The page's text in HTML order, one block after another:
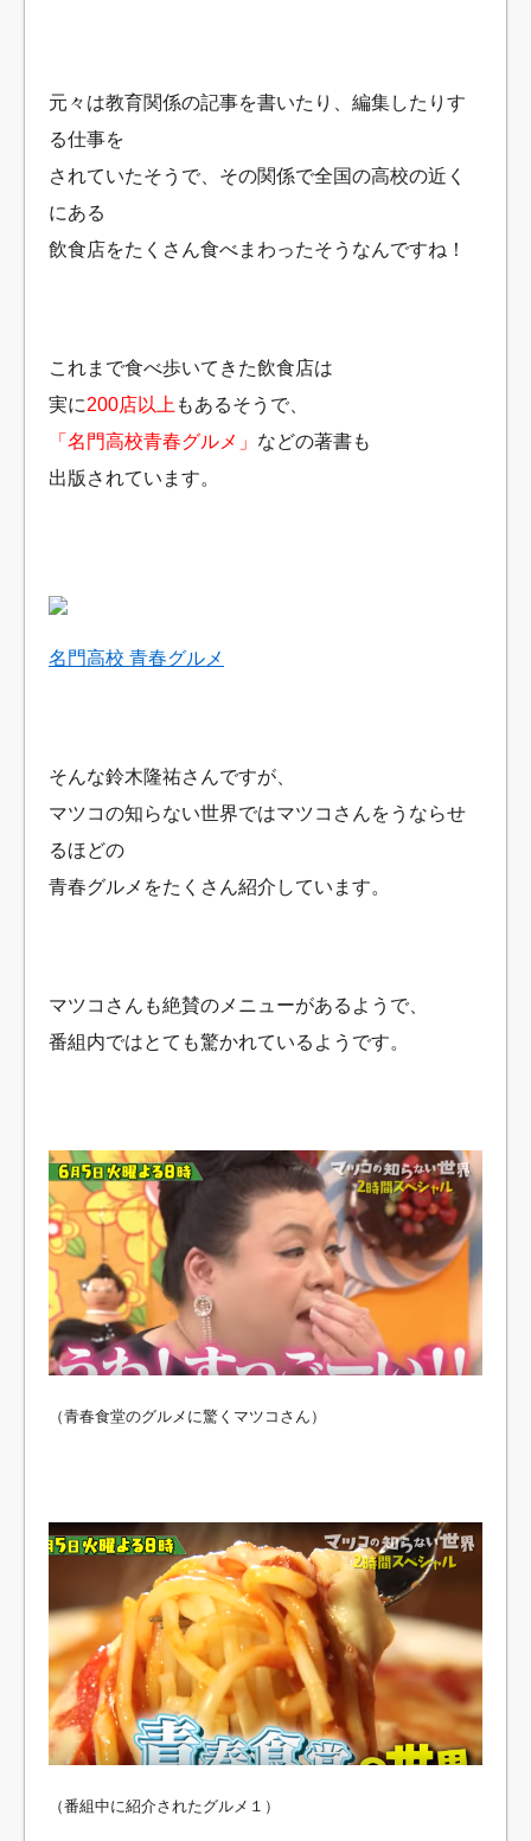
元々は教育関係の記事を書いたり、編集したりす
る仕事を
されていたそうで、その関係で全国の高校の近く
にある
飲食店をたくさん食べまわったそうなんですね！
これまで食べ歩いてきた飲食店は
実に200店以上 もあるそうで、
「名門高校青春グルメ」 などの著書も
出版されています。
名門高校 青春グルメ
そんな鈴木隆祐さんですが、
マツコの知らない世界ではマツコさんをうならせ
るほどの
青春グルメをたくさん紹介しています。
マツコさんも絶賛のメニューがあるようで、
番組内ではとても驚かれているようです。
（青春食堂のグルメに驚くマツコさん）
（番組中に紹介されたグルメ１）